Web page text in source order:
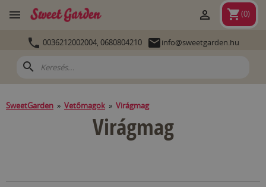
 shopping_cart(0)

 0036212002004, 0680804210 info@sweetgarden.hu
search
SweetGarden » Vetőmagok » Virágmag
Virágmag